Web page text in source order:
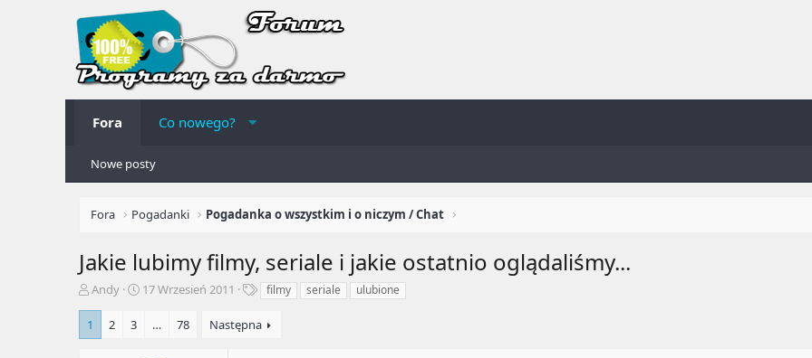
Fora Co nowego?
Nowe posty
Fora Pogadanki Pogadanka o wszystkim i o niczym / Chat
Jakie lubimy filmy, seriale i jakie ostatnio oglądaliśmy...
A
t
o
Andy
R17 Wrzesień 2011
T
g
filmy seriale ulubione
1 2 3 … 78 Następna